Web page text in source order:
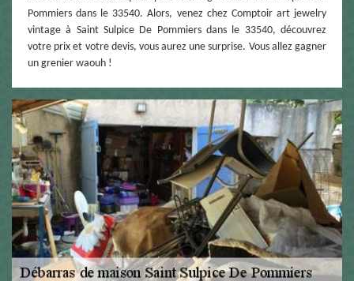
Pommiers dans le 33540. Alors, venez chez Comptoir art jewelry
vintage à Saint Sulpice De Pommiers dans le 33540, découvrez
votre prix et votre devis, vous aurez une surprise. Vous allez gagner
un grenier waouh !